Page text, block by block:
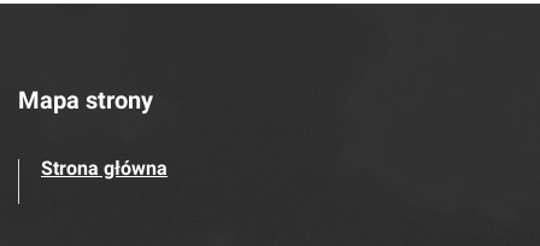
Mapa strony
Strona główna